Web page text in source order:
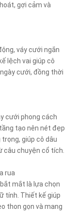
gợi cảm và
váy cưới ngắn
lệch vai giúp cô
cưới, đồng thời
cưới phong cách
tạo nên nét đẹp
giúp cô dâu
câu chuyện cổ tích.
rua
mắt là lựa chọn
tính. Thiết kế giúp
thon gọn và mang